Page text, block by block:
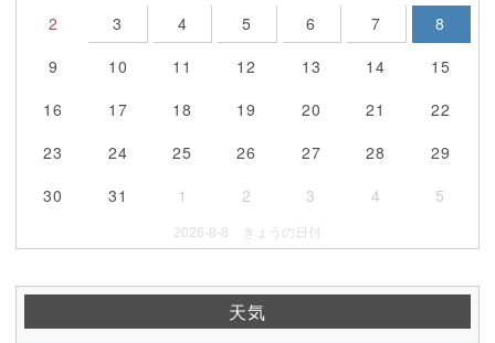
2
3 4 5 6 7
8
9
10 11 12 13 14
15
16
17 18 19 20 21
22
23
24 25 26 27 28
29
30
31 1 2 3 4 5
2026-8-8 きょうの日付
天気